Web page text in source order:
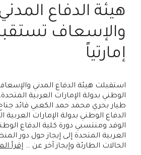
هيئة الدفاع
والإسعاف
إمارتياً
استقبلت هيئة الدفاع المدني
الوطني بدولة الإمارات العربية
طيار بحري محمد حمد الكعبي قائد
الدفاع الوطني بدولة الإمارات
الوفد ومنتسبي دورة كلية الدفاع
العربية المتحدة إلى إيجاز حول دور
الحالات الطارئة وإيجاز آخر عن … إقرأ